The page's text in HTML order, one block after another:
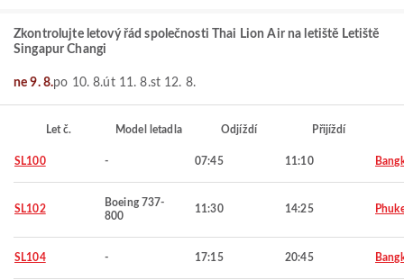
Zkontrolujte letový řád společnosti Thai Lion Air na letiště Letiště
Singapur Changi
ne 9. 8.po 10. 8.út 11. 8.st 12. 8.
Let č. Model letadla Odjíždí Přijíždí
SL100 - 07:45 11:10
SL102
Boeing 737-
800
11:30 14:25
SL104 - 17:15 20:45